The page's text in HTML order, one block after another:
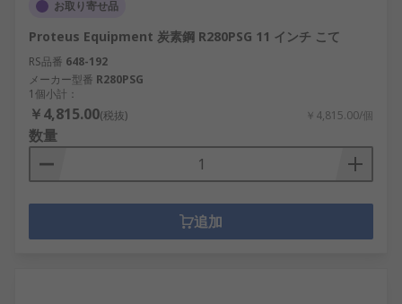
お取り寄せ品
Proteus Equipment 炭素鋼 R280PSG 11 インチ こて
RS品番 648-192
メーカー型番 R280PSG
1個小計：
￥4,815.00(税抜) ￥4,815.00/個
数量
追加